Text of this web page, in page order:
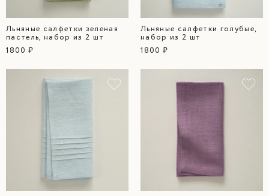
Льняные салфетки зеленая
пастель, набор из 2 шт
1800 ₽
Льняные салфетки голубые,
набор из 2 шт
1800 ₽